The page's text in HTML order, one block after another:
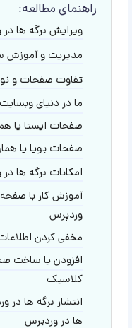
راهنمای مطالعه:
ویرایش برگه ها
مدیریت و آموزش
تفاوت صفحات و
ما در دنیای
صفحات ایستا یا
صفحات پویا یا
امکانات برگه ها
آموزش کار با
وردپرس
مخفی کردن
افزودن یا ساخت
کلاسیک
انتشار برگه ها در
ها در وردپرس